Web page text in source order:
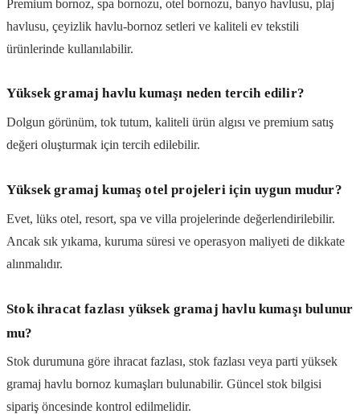
Premium bornoz, spa bornozu, otel bornozu, banyo havlusu, plaj
havlusu, çeyizlik havlu-bornoz setleri ve kaliteli ev tekstili
ürünlerinde kullanılabilir.
Yüksek gramaj havlu kumaşı neden tercih edilir?
Dolgun görünüm, tok tutum, kaliteli ürün algısı ve premium satış
değeri oluşturmak için tercih edilebilir.
Yüksek gramaj kumaş otel projeleri için uygun mudur?
Evet, lüks otel, resort, spa ve villa projelerinde değerlendirilebilir.
Ancak sık yıkama, kuruma süresi ve operasyon maliyeti de dikkate
alınmalıdır.
Stok ihracat fazlası yüksek gramaj havlu kumaşı bulunur
mu?
Stok durumuna göre ihracat fazlası, stok fazlası veya parti yüksek
gramaj havlu bornoz kumaşları bulunabilir. Güncel stok bilgisi
sipariş öncesinde kontrol edilmelidir.